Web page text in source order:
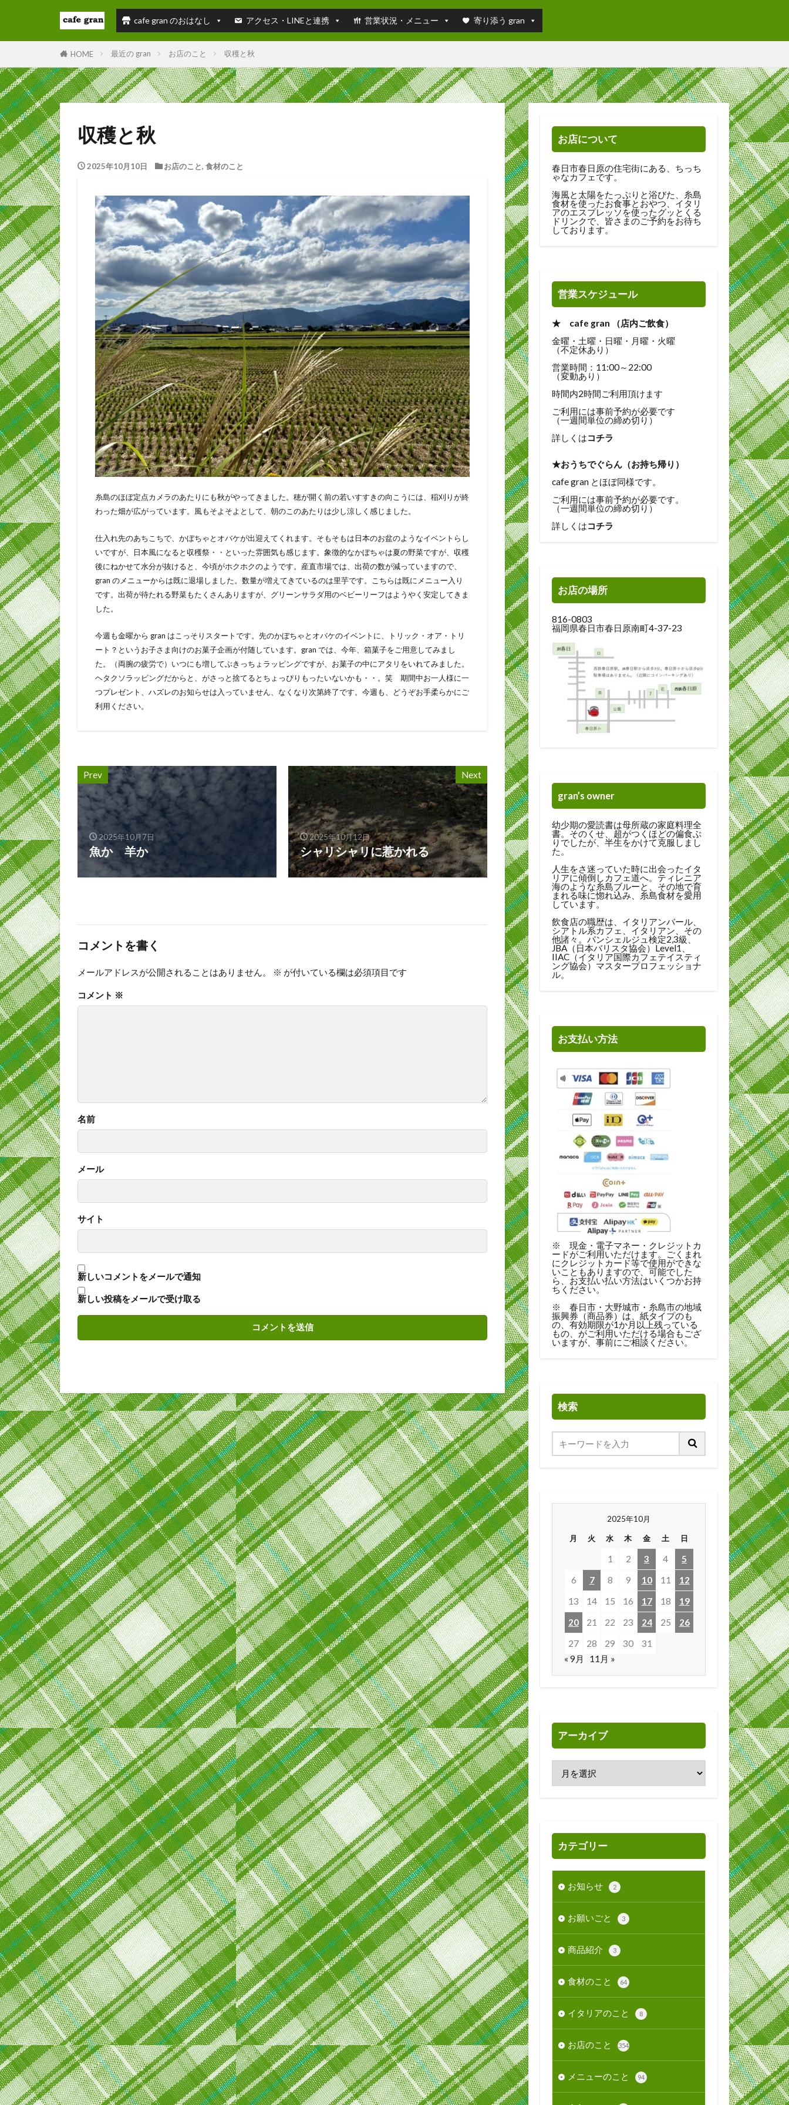
cafe gran のおはなし アクセス・LINEと連携 営業状況・メニュー 寄り添う gran
HOME 最近の gran お店のこと 収穫と秋
収穫と秋
2025年10月10日 お店のこと, 食材のこと
糸島のほぼ定点カメラのあたりにも秋がやってきました。穂が開く前の若いすすきの向こうには、稲刈りが終
わった畑が広がっています。風もそよそよとして、朝のこのあたりは少し涼しく感じました。
仕入れ先のあちこちで、かぼちゃとオバケが出迎えてくれます。そもそもは日本のお盆のようなイベントらし
いですが、日本風になると収穫祭・・といった雰囲気も感じます。象徴的なかぼちゃは夏の野菜ですが、収穫
後にねかせて水分が抜けると、今頃がホクホクのようです。産直市場では、出荷の数が減っていますので、
gran のメニューからは既に退場しました。数量が増えてきているのは里芋です。こちらは既にメニュー入り
です。出荷が待たれる野菜もたくさんありますが、グリーンサラダ用のベビーリーフはようやく安定してきま
した。
今週も金曜から gran はこっそりスタートです。先のかぼちゃとオバケのイベントに、トリック・オア・トリ
ート？というお子さま向けのお菓子企画が付随しています。gran では、今年、箱菓子をご用意してみまし
た。（両腕の疲労で）いつにも増してぶきっちょラッピングですが、お菓子の中にアタリをいれてみました。
ヘタクソラッピングだからと、がさっと捨てるとちょっぴりもったいないかも・・。笑 期間中お一人様に一
つプレゼント、ハズレのお知らせは入っていません、なくなり次第終了です。今週も、どうぞお手柔らかにご
利用ください。
Prev
2025年10月7日
魚か 羊か
Next
2025年10月12日
シャリシャリに惹かれる
コメントを書く
メールアドレスが公開されることはありません。 ※ が付いている欄は必須項目です
コメント ※
名前
メール
サイト
新しいコメントをメールで通知
新しい投稿をメールで受け取る
お店について
春日市春日原の住宅街にある、ちっち
ゃなカフェです。
海風と太陽をたっぷりと浴びた、糸島
食材を使ったお食事とおやつ、イタリ
アのエスプレッソを使ったグッとくる
ドリンクで、皆さまのご予約をお待ち
しております。
営業スケジュール
★ cafe gran （店内ご飲食）
金曜・土曜・日曜・月曜・火曜
（不定休あり）
営業時間：11:00～22:00
（変動あり）
時間内2時間ご利用頂けます
ご利用には事前予約が必要です
（一週間単位の締め切り）
詳しくはコチラ
★おうちでぐらん（お持ち帰り）
cafe gran とほぼ同様です。
ご利用には事前予約が必要です。
（一週間単位の締め切り）
詳しくはコチラ
お店の場所
816-0803
福岡県春日市春日原南町4-37-23
gran’s owner
幼少期の愛読書は母所蔵の家庭料理全
書。そのくせ、超がつくほどの偏食ぶ
りでしたが、半生をかけて克服しまし
た。
人生をさ迷っていた時に出会ったイタ
リアに傾倒しカフェ道へ。ティレニア
海のような糸島ブルーと、その地で育
まれる味に惚れ込み、糸島食材を愛用
しています。
飲食店の職歴は、イタリアンバール、
シアトル系カフェ、イタリアン、その
他諸々。パンシェルジュ検定2,3級、
JBA（日本バリスタ協会）Level1、
IIAC（イタリア国際カフェテイスティ
ング協会）マスタープロフェッショナ
ル。
お支払い方法
※ 現金・電子マネー・クレジットカ
ードがご利用いただけます。ごくまれ
にクレジットカード等で使用ができな
いこともありますので、可能でした
ら、お支払い払い方法はいくつかお持
ちください。
※ 春日市・大野城市・糸島市の地域
振興券（商品券）は、紙タイプのも
の、有効期限が1か月以上残っている
もの、がご利用いただける場合もござ
いますが、事前にご相談ください。
検索
2025年10月
月 火 水 木 金 土 日
1 2 3 4
5
6
7 8 9 10 11
12
13
14 15 16 17 18
19
20
21 22 23 24 25
26
27
28 29 30
31
« 9月
11月 »
アーカイブ
カテゴリー
お知らせ 2
お願いごと 3
商品紹介 3
食材のこと 64
イタリアのこと 8
お店のこと 354
メニューのこと 94